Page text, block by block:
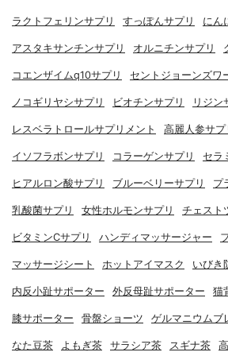
ラクトフェリンサプリ すっぽんサプリ にん
アスタキサンチンサプリ オルニチンサプリ
コエンザイムq10サプリ セントジョーンズワ
ノコギリヤシサプリ ビオチンサプリ リジン
レスベラトロールサプリメント 高麗人参サプ
イソフラボンサプリ コラーゲンサプリ セラ
ヒアルロン酸サプリ ブルーベリーサプリ プ
乳酸菌サプリ 女性ホルモンサプリ チェスト
ビタミンCサプリ ハンディマッサージャー
マッサージシート ホットアイマスク いびき
内反小趾サポーター 外反母趾サポーター 猫
膝サポーター 骨盤ショーツ ゲルマニウムブ
なた豆茶 よもぎ茶 サラシア茶 スギナ茶